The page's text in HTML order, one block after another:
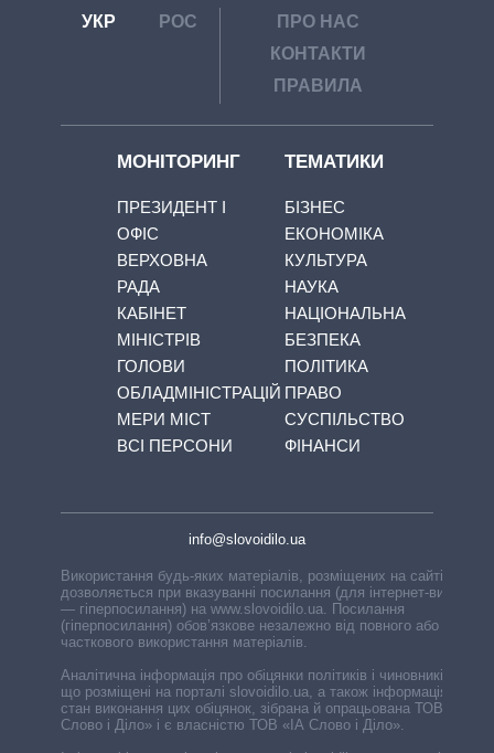
УКР РОС
ПРО НАС
КОНТАКТИ
ПРАВИЛА
МОНІТОРИНГ
ПРЕЗИДЕНТ І
ОФІС
ВЕРХОВНА
РАДА
КАБІНЕТ
МІНІСТРІВ
ГОЛОВИ
ОБЛАДМІНІСТРАЦІЙ
МЕРИ МІСТ
ВСІ ПЕРСОНИ
ТЕМАТИКИ
БІЗНЕС
ЕКОНОМІКА
КУЛЬТУРА
НАУКА
НАЦІОНАЛЬНА
БЕЗПЕКА
ПОЛІТИКА
ПРАВО
СУСПІЛЬСТВО
ФІНАНСИ
info@slovoidilo.ua
Використання будь-яких матеріалів, розміщених на сайті,
дозволяється при вказуванні посилання (для інтернет-видань
— гіперпосилання) на www.slovoidilo.ua. Посилання
(гіперпосилання) обов’язкове незалежно від повного або
часткового використання матеріалів.
Аналітична інформація про обіцянки політиків і чиновників,
що розміщені на порталі slovoidilo.ua, а також інформація про
стан виконання цих обіцянок, зібрана й опрацьована ТОВ «ІА
Слово і Діло» і є власністю ТОВ «ІА Слово і Діло».